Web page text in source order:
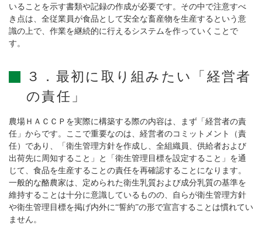
いることを示す書類や記録の作成が必要です。その中で注意すべ
き点は、全従業員が食品として安全な畜産物を生産するという意
識の上で、作業を継続的に行えるシステムを作っていくことで
す。
３．最初に取り組みたい「経営者
の責任」
農場ＨＡＣＣＰを実際に構築する際の内容は、まず「経営者の責
任」からです。ここで重要なのは、経営者のコミットメント（責
任）であり、「衛生管理方針を作成し、全組織員、供給者および
出荷先に周知すること」と「衛生管理目標を設定すること」を通
じて、食品を生産することの責任を再確認することになります。
一般的な酪農家は、定められた衛生乳質および成分乳質の基準を
維持することは十分に意識しているものの、自らが衛生管理方針
や衛生管理目標を掲げ内外に“誓約”の形で宣言することは慣れてい
ません。